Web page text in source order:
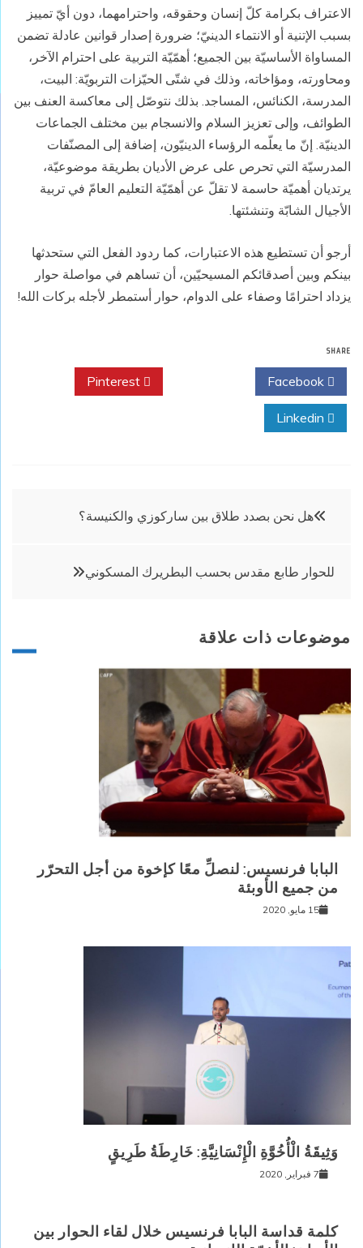
الاعتراف بكرامة كلّ إنسان وحقوقه، واحترامهما، دون أيّ تمييز
بسبب الإتنية أو الانتماء الدينيّ؛ ضرورة إصدار قوانين عادلة تضمن
المساواة الأساسيّة بين الجميع؛ أهمّيّة التربية على احترام الآخر،
ومحاورته، ومؤاخاته، وذلك في شتّى الحيّزات التربويّة: البيت،
المدرسة، الكنائس، المساجد. بذلك نتوصّل إلى معاكسة العنف بين
الطوائف، وإلى تعزيز السلام والانسجام بين مختلف الجماعات
الدينيّة. إنّ ما يعلّمه الرؤساء الدينيّون، إضافة إلى المصنّفات
المدرسيّة التي تحرص على عرض الأديان بطريقة موضوعيّة،
يرتديان أهميّة حاسمة لا تقلّ عن أهمّيّة التعليم العامّ في تربية
الأجيال الشابّة وتنشئتها.
أرجو أن تستطيع هذه الاعتبارات، كما ردود الفعل التي ستحدثها
بينكم وبين أصدقائكم المسيحيّين، أن تساهم في مواصلة حوار
يزداد احترامًا وصفاء على الدوام، حوار أستمطر لأجله بركات الله!
SHARE
تصفّح
هل نحن بصدد طلاق بين ساركوزي والكنيسة؟
للحوار طابع مقدس بحسب البطريرك المسكوني
موضوعات ذات علاقة
البابا فرنسيس: لنصلِّ معًا كإخوة من أجل التحرّر
من جميع الأوبئة
15 مايو, 2020
وَثِيقَةُ الْأُخُوَّةِ الْإِنْسَانِيَّةِ: خَارِطَةُ طَرِيقٍ
7 فبراير, 2020
كلمة قداسة البابا فرنسيس خلال لقاء الحوار بين